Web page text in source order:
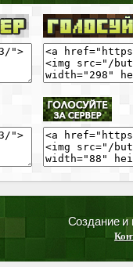
Создание и